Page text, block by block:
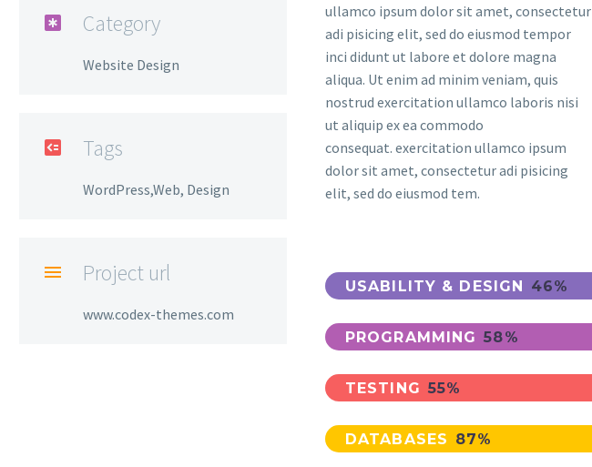
 Category
Website Design
 Tags
WordPress,Web, Design
 Project url
www.codex-themes.com
ullamco ipsum dolor sit amet, consectetur
adi pisicing elit, sed do eiusmod tempor
inci didunt ut labore et dolore magna
aliqua. Ut enim ad minim veniam, quis
nostrud exercitation ullamco laboris nisi
ut aliquip ex ea commodo
consequat. exercitation ullamco ipsum
dolor sit amet, consectetur adi pisicing
elit, sed do eiusmod tem.
USABILITY & DESIGN 46%
PROGRAMMING 58%
TESTING 55%
DATABASES 87%